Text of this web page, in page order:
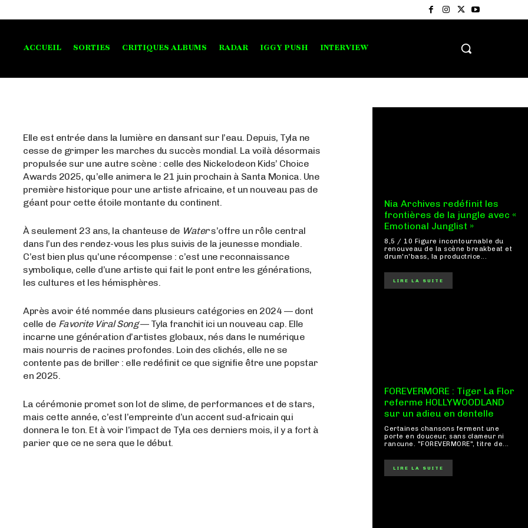
ACCUEIL SORTIES CRITIQUES ALBUMS RADAR IGGY PUSH INTERVIEW
Elle est entrée dans la lumière en dansant sur l’eau. Depuis, Tyla ne
cesse de grimper les marches du succès mondial. La voilà désormais
propulsée sur une autre scène : celle des Nickelodeon Kids’ Choice
Awards 2025, qu’elle animera le 21 juin prochain à Santa Monica. Une
première historique pour une artiste africaine, et un nouveau pas de
géant pour cette étoile montante du continent.
À seulement 23 ans, la chanteuse de Waters’offre un rôle central
dans l’un des rendez-vous les plus suivis de la jeunesse mondiale.
C’est bien plus qu’une récompense : c’est une reconnaissance
symbolique, celle d’une artiste qui fait le pont entre les générations,
les cultures et les hémisphères.
Après avoir été nommée dans plusieurs catégories en 2024 — dont
celle de Favorite Viral Song— Tyla franchit ici un nouveau cap. Elle
incarne une génération d’artistes globaux, nés dans le numérique
mais nourris de racines profondes. Loin des clichés, elle ne se
contente pas de briller : elle redéfinit ce que signifie être une popstar
en 2025.
La cérémonie promet son lot de slime, de performances et de stars,
mais cette année, c’est l’empreinte d’un accent sud-africain qui
donnera le ton. Et à voir l’impact de Tyla ces derniers mois, il y a fort à
parier que ce ne sera que le début.
Nia Archives redéfinit les
frontières de la jungle avec «
Emotional Junglist »
8,5 / 10 Figure incontournable du
renouveau de la scène breakbeat et
drum'n'bass, la productrice...
LIRE LA SUITE
FOREVERMORE : Tiger La Flor
referme HOLLYWOODLAND
sur un adieu en dentelle
Certaines chansons ferment une
porte en douceur, sans clameur ni
rancune. "FOREVERMORE", titre de...
LIRE LA SUITE